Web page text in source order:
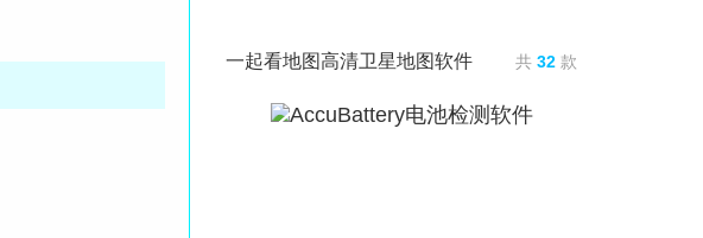
一起看地图高清卫星地图软件 共 32 款